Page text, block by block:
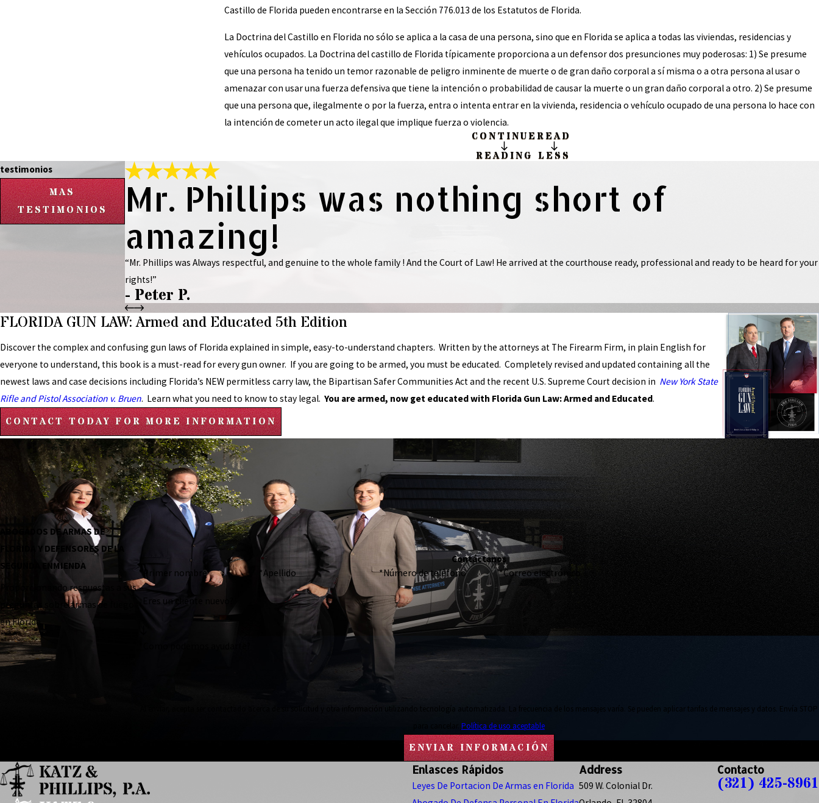
Castillo de Florida pueden encontrarse en la Sección 776.013 de los Estatutos de Florida.
La Doctrina del Castillo en Florida no sólo se aplica a la casa de una persona, sino que en Florida se aplica a todas las viviendas, residencias y
vehículos ocupados. La Doctrina del castillo de Florida típicamente proporciona a un defensor dos presunciones muy poderosas: 1) Se presume
que una persona ha tenido un temor razonable de peligro inminente de muerte o de gran daño corporal a sí misma o a otra persona al usar o
amenazar con usar una fuerza defensiva que tiene la intención o probabilidad de causar la muerte o un gran daño corporal a otro. 2) Se presume
que una persona que, ilegalmente o por la fuerza, entra o intenta entrar en la vivienda, residencia o vehículo ocupado de una persona lo hace con
la intención de cometer un acto ilegal que implique fuerza o violencia.
CONTINUE
READING
READ
LESS
testimonios
MAS
TESTIMONIOS
Mr. Phillips was nothing short of
amazing!
“Mr. Phillips was Always respectful, and genuine to the whole family ! And the Court of Law! He arrived at the courthouse ready, professional and ready to be heard for your
rights!”
- Peter P.
FLORIDA GUN LAW: Armed and Educated 5th Edition
Discover the complex and confusing gun laws of Florida explained in simple, easy-to-understand chapters. Written by the attorneys at The Firearm Firm, in plain English for
everyone to understand, this book is a must-read for every gun owner. If you are going to be armed, you must be educated. Completely revised and updated containing all the
newest laws and case decisions including Florida’s NEW permitless carry law, the Bipartisan Safer Communities Act and the recent U.S. Supreme Court decision in New York State
Rifle and Pistol Association v. Bruen. Learn what you need to know to stay legal. You are armed, now get educated with Florida Gun Law: Armed and Educated.
CONTACT TODAY FOR MORE INFORMATION
ABOGADOS DE ARMAS DE
FLORIDA Y DEFENSORES DE LA
SEGUNDA ENMIENDA
Proporcionando respuestas a sus
preguntas sobre armas de fuego
en Florida
Contáctanos
*Primer nombre
*Apellido *Número de teléfono *Correo electrónico
¿Eres un cliente nuevo?
Al enviar, acepta ser contactado acerca de su solicitud y otra información utilizando tecnología automatizada. La frecuencia de los mensajes varía. Se pueden aplicar tarifas de mensajes y datos. Envía STOP
Política de uso aceptable
ENVIAR INFORMACIÓN
Enlasces Rápidos
Leyes De Portacion De Armas en Florida
Address
509 W. Colonial Dr.
Contacto
(321) 425-8961